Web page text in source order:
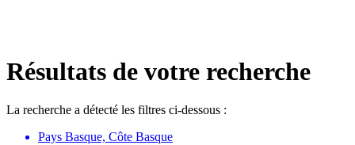
Résultats de votre recherche
La recherche a détecté les filtres ci-dessous :
Pays Basque, Côte Basque